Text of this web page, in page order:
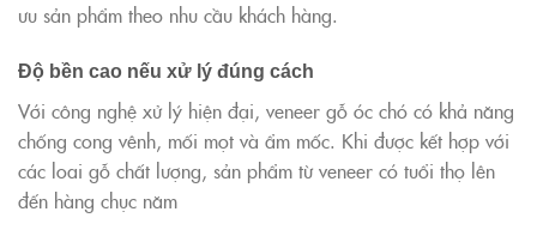
ưu sản phẩm theo nhu cầu khách hàng.
Độ bền cao nếu xử lý đúng cách
Với công nghệ xử lý hiện đại, veneer gỗ óc chó có khả năng
chống cong vênh, mối mọt và ẩm mốc. Khi được kết hợp với
các loai gỗ chất lượng, sản phẩm từ veneer có tuổi thọ lên
đến hàng chục năm